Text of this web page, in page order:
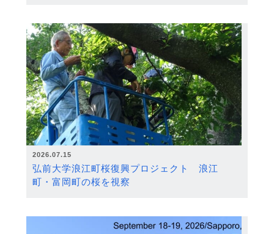
2026.07.15
弘前大学浪江町桜復興プロジェクト 浪江
町・富岡町の桜を視察